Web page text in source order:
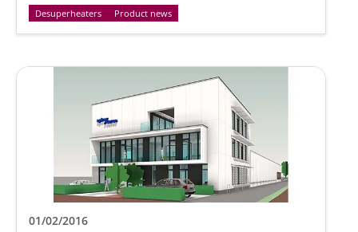
Desuperheaters Product news
01/02/2016